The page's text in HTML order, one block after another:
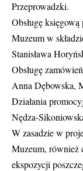
Przeprowadzki.
Obsługę
Muzeum w
Stanisława
Obsługę
Anna Dębowska,
Działania
Nędza-
W zasadzie w
Muzeum, również
ekspozycji